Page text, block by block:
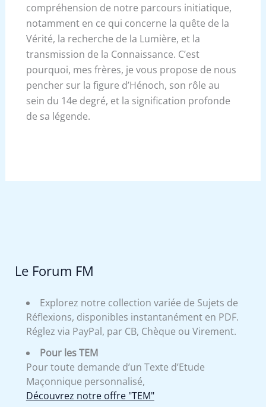
compréhension de notre parcours initiatique,
notamment en ce qui concerne la quête de la
Vérité, la recherche de la Lumière, et la
transmission de la Connaissance. C’est
pourquoi, mes frères, je vous propose de nous
pencher sur la figure d’Hénoch, son rôle au
sein du 14e degré, et la signification profonde
de sa légende.
Le Forum FM
Explorez notre collection variée de Sujets de
Réflexions, disponibles instantanément en PDF.
Réglez via PayPal, par CB, Chèque ou Virement.
Pour les TEM
Pour toute demande d’un Texte d’Etude
Maçonnique personnalisé,
Découvrez notre offre "TEM"